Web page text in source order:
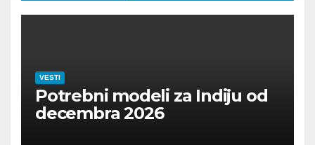
VESTI
Potrebni modeli za Indiju od
decembra 2026